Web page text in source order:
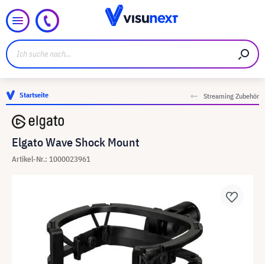
Startseite Streaming Zubehör
Elgato Wave Shock Mount
Artikel-Nr.: 1000023961